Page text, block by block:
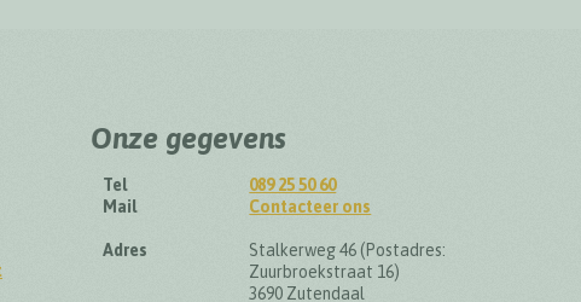
Onze gegevens
Tel
089 25 50 60
Mail
Contacteer ons
Adres
Stalkerweg 46 (Postadres:
Zuurbroekstraat 16)
3690 Zutendaal